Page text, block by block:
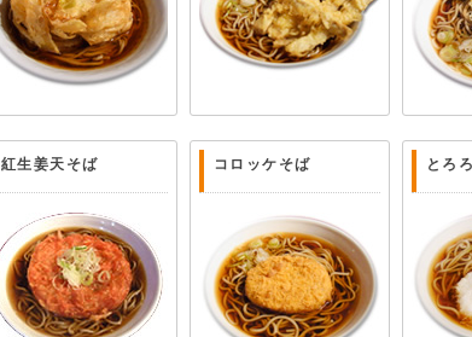
紅生姜天そば コロッケそば とろ